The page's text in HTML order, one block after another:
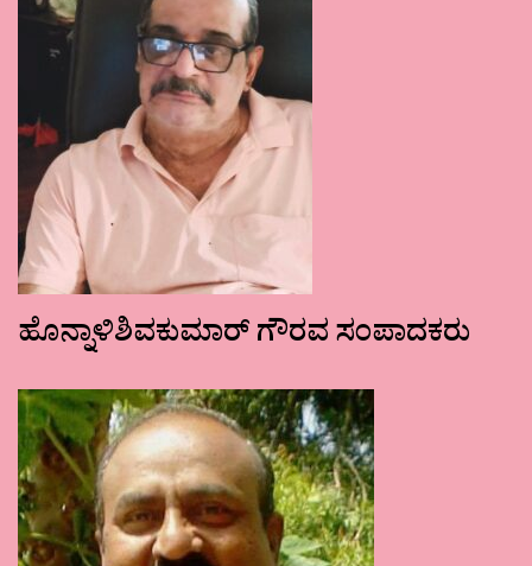
ಹೊನ್ನಾಳಿಶಿವಕುಮಾರ್ ಗೌರವ ಸಂಪಾದಕರು